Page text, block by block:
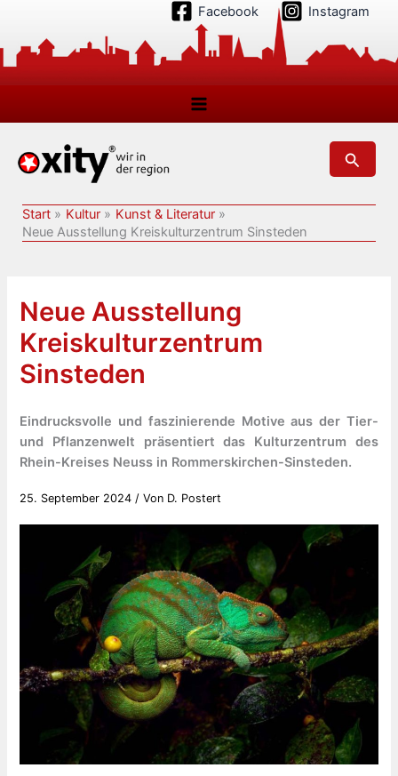
springen
Facebook Instagram
Suchen
Start Kultur
Kunst & Literatur
Neue Ausstellung Kreiskulturzentrum Sinsteden
Neue Ausstellung
Kreiskulturzentrum
Sinsteden
Eindrucksvolle und faszinierende Motive aus der Tier-
und Pflanzenwelt präsentiert das Kulturzentrum des
Rhein-Kreises Neuss in Rommerskirchen-Sinsteden.
25. September 2024 / Von D. Postert